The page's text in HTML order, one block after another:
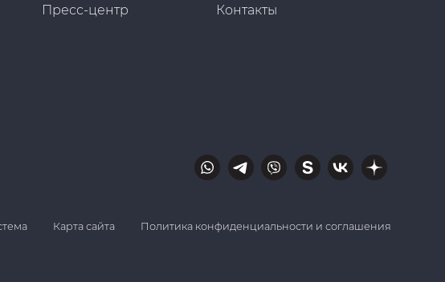
Пресс-центр
Контакты
Карта сайта Политика конфиденциальности и соглашения